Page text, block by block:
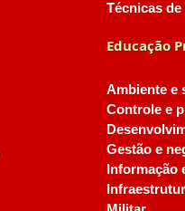
Técnicas
Educação
Ambiente e
Controle e
Gestão e
Informação